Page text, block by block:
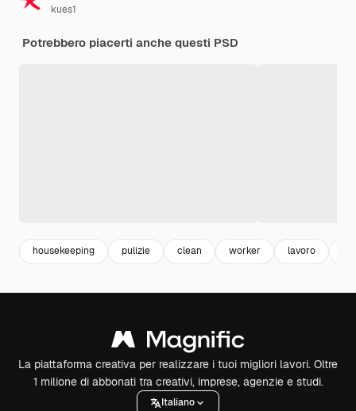
kues1
Potrebbero piacerti anche questi PSD
housekeeping pulizie clean worker lavoro
La piattaforma creativa per realizzare i tuoi migliori lavori. Oltre
1 milione di abbonati tra creativi, imprese, agenzie e studi.
Italiano